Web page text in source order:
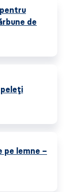
de
peleți
pe lemne –